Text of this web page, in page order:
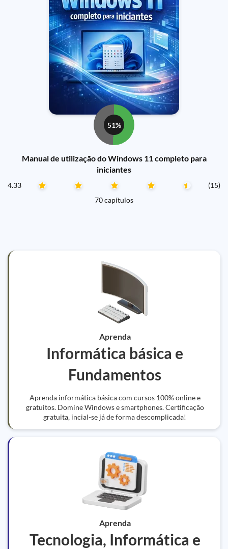
51%
Manual de utilização do Windows 11 completo para
iniciantes
4.33
(15)
70 capítulos
Aprenda
Informática básica e
Fundamentos
Aprenda informática básica com cursos 100% online e
gratuitos. Domine Windows e smartphones. Certificação
gratuita, incial-se já de forma descomplicada!
Aprenda
Tecnologia, Informática e